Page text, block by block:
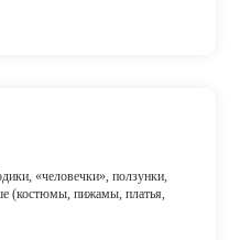
«человечки», ползунки,
(костюмы, пижамы, платья,